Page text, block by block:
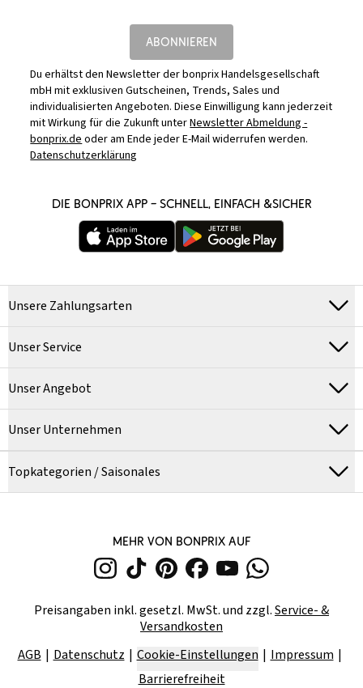
ABONNIEREN
Du erhältst den Newsletter der bonprix Handelsgesellschaft
mbH mit exklusiven Gutscheinen, Trends, Sales und
individualisierten Angeboten. Diese Einwilligung kann jederzeit
mit Wirkung für die Zukunft unterNewsletter Abmeldung -
bonprix.deoder am Ende jeder E-Mail widerrufen werden.
Datenschutzerklärung
DIE BONPRIX APP – SCHNELL, EINFACH &SICHER
Unsere Zahlungsarten
Unser Service
Unser Angebot
Unser Unternehmen
Topkategorien / Saisonales
MEHR VON BONPRIX AUF
Preisangaben inkl. gesetzl. MwSt. und zzgl.Service- &
Versandkosten
AGB
Datenschutz Cookie-Einstellungen
Impressum
Barrierefreiheit